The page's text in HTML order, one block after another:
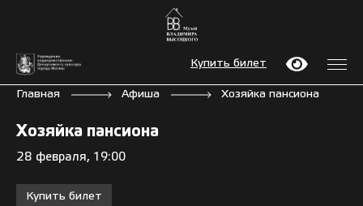
Купить билет
Главная Афиша Хозяйка пансиона
Хозяйка пансиона
28 февраля, 19:00
Купить билет